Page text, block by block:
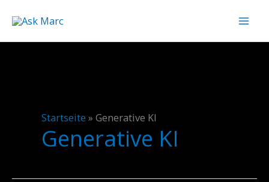
Inhalt
springen
Startseite »Generative KI
Generative KI